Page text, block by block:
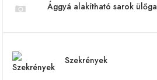
Ággyá alakítható sarok
Szekrények